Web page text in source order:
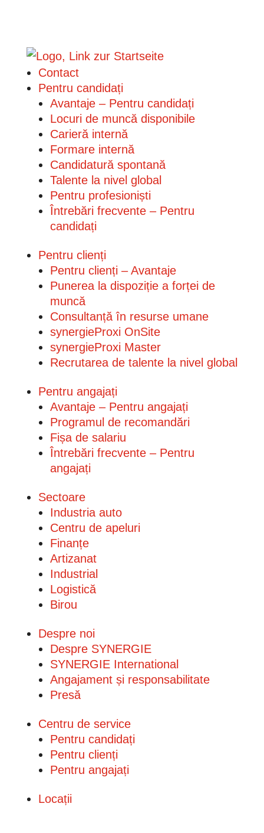
Contact
Pentru candidați
Avantaje – Pentru candidați
Locuri de muncă disponibile
Carieră internă
Formare internă
Candidatură spontană
Talente la nivel global
Pentru profesioniști
Întrebări frecvente – Pentru
candidați
Pentru clienți
Pentru clienți – Avantaje
Punerea la dispoziție a forței de
muncă
Consultanță în resurse umane
synergieProxi OnSite
synergieProxi Master
Recrutarea de talente la nivel global
Pentru angajați
Avantaje – Pentru angajați
Programul de recomandări
Fișa de salariu
Întrebări frecvente – Pentru
angajați
Sectoare
Industria auto
Centru de apeluri
Finanțe
Artizanat
Industrial
Logistică
Birou
Despre noi
Despre SYNERGIE
SYNERGIE International
Angajament și responsabilitate
Presă
Centru de service
Pentru candidați
Pentru clienți
Pentru angajați
Locații